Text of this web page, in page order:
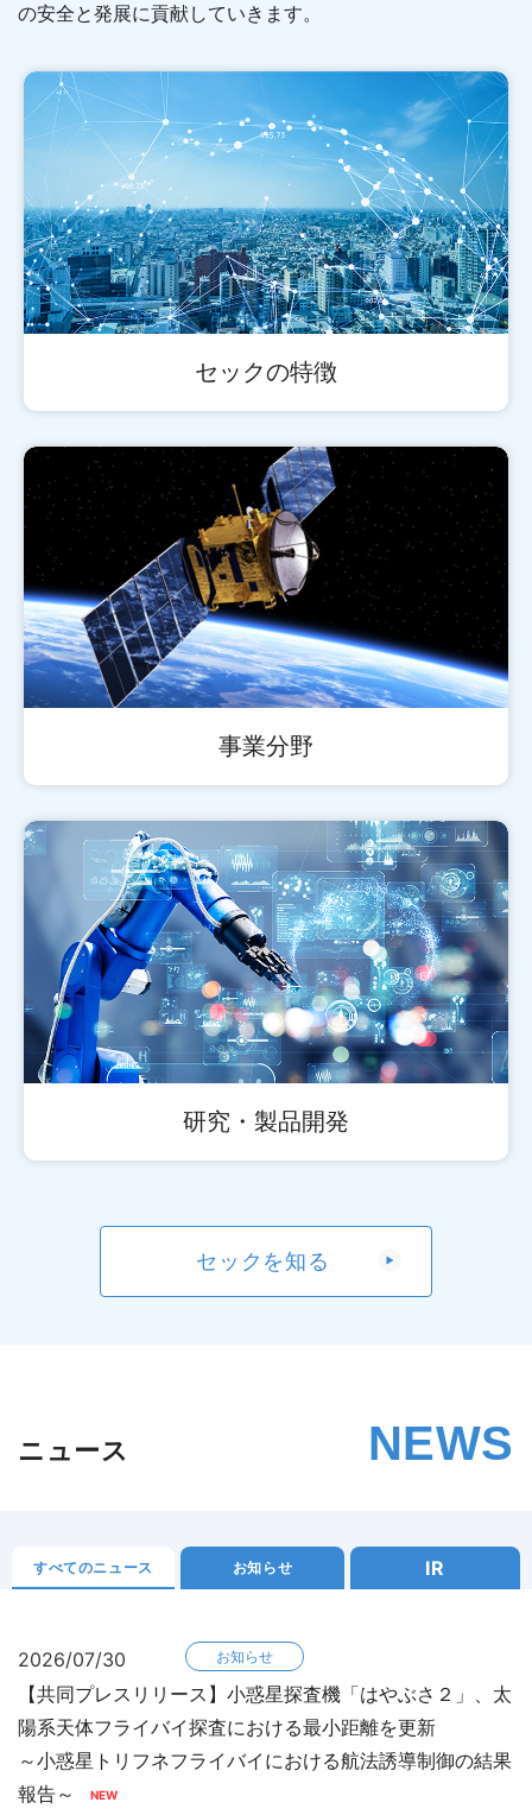
の安全と発展に貢献していきます。
セックの特徴
事業分野
研究・製品開発
セックを知る
ニュース NEWS
すべてのニュース お知らせ IR
2026/07/30 お知らせ
【共同プレスリリース】小惑星探査機「はやぶさ２」、太
陽系天体フライバイ探査における最小距離を更新
～小惑星トリフネフライバイにおける航法誘導制御の結果
報告～